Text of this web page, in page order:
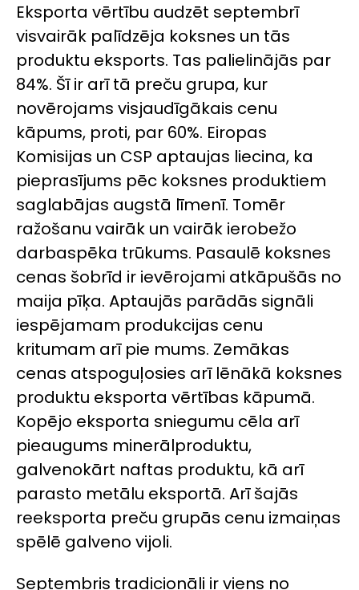
Eksporta vērtību audzēt septembrī
visvairāk palīdzēja koksnes un tās
produktu eksports. Tas palielinājās par
84%. Šī ir arī tā preču grupa, kur
novērojams visjaudīgākais cenu
kāpums, proti, par 60%. Eiropas
Komisijas un CSP aptaujas liecina, ka
pieprasījums pēc koksnes produktiem
saglabājas augstā līmenī. Tomēr
ražošanu vairāk un vairāk ierobežo
darbaspēka trūkums. Pasaulē koksnes
cenas šobrīd ir ievērojami atkāpušās no
maija pīķa. Aptaujās parādās signāli
iespējamam produkcijas cenu
kritumam arī pie mums. Zemākas
cenas atspoguļosies arī lēnākā koksnes
produktu eksporta vērtības kāpumā.
Kopējo eksporta sniegumu cēla arī
pieaugums minerālproduktu,
galvenokārt naftas produktu, kā arī
parasto metālu eksportā. Arī šajās
reeksporta preču grupās cenu izmaiņas
spēlē galveno vijoli.
Septembris tradicionāli ir viens no